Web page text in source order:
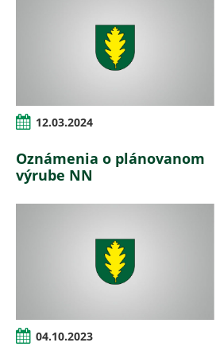
12.03.2024
Oznámenia o plánovanom
výrube NN
04.10.2023